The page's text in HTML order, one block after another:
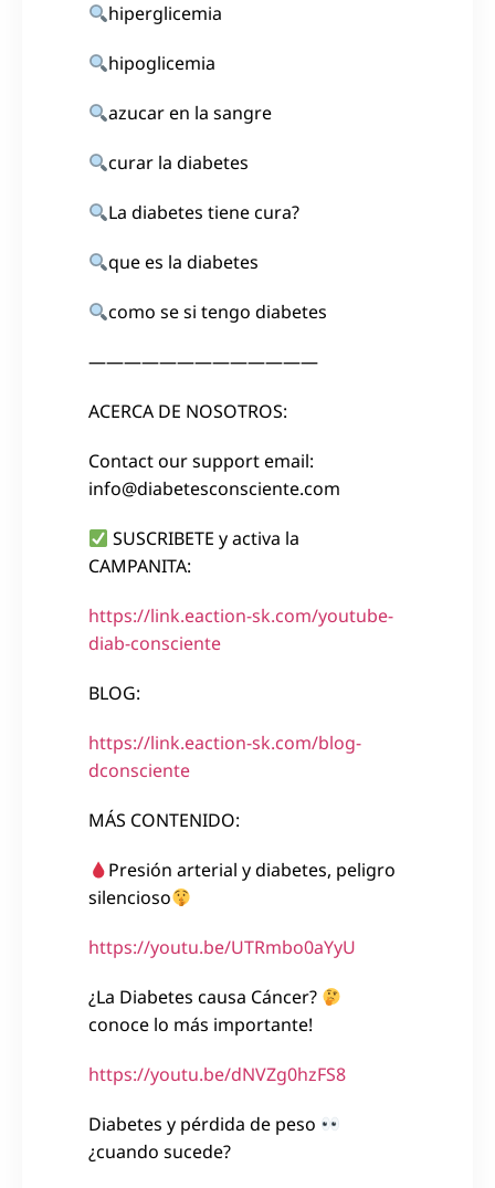
hiperglicemia
hipoglicemia
azucar en la sangre
curar la diabetes
La diabetes tiene cura?
que es la diabetes
como se si tengo diabetes
—————————————
ACERCA DE NOSOTROS:
Contact our support email:
info@diabetesconsciente.com
SUSCRIBETE y activa la
CAMPANITA:
https://link.eaction-sk.com/youtube-
diab-consciente
BLOG:
https://link.eaction-sk.com/blog-
dconsciente
MÁS CONTENIDO:
Presión arterial y diabetes, peligro
silencioso
https://youtu.be/UTRmbo0aYyU
¿La Diabetes causa Cáncer?
conoce lo más importante!
https://youtu.be/dNVZg0hzFS8
Diabetes y pérdida de peso
¿cuando sucede?